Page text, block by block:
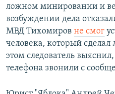
ложном минировании и
возбуждении дела
МВД Тихомиров не смог
человека, который
этом следователь
телефона звонили с